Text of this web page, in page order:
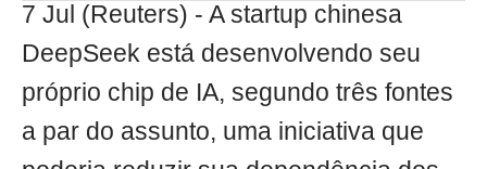
7 Jul (Reuters) - A startup chinesa
DeepSeek está desenvolvendo seu
próprio chip de IA, segundo três fontes
a par do assunto, uma iniciativa que